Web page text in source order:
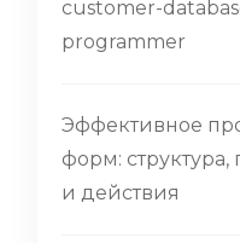
customer-
programmer
Эффективное
форм: структура,
и действия